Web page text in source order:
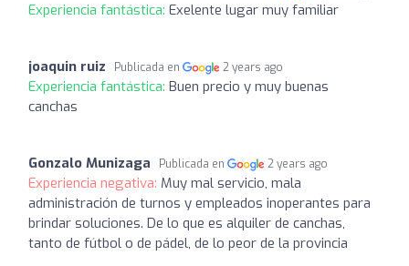
Experiencia fantástica: Exelente lugar muy familiar
joaquin ruiz Publicada en 2 years ago
Experiencia fantástica: Buen precio y muy buenas
canchas
Gonzalo Munizaga Publicada en 2 years ago
Experiencia negativa: Muy mal servicio, mala
administración de turnos y empleados inoperantes para
brindar soluciones. De lo que es alquiler de canchas,
tanto de fútbol o de pádel, de lo peor de la provincia